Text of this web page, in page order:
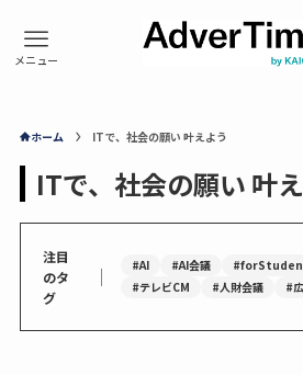
ホーム ITで、社会の願い 叶えよう
ITで、社会の願い 叶
注目
のタ
グ
｜ #AI #AI会議
#テレビCM
#人財会議 #